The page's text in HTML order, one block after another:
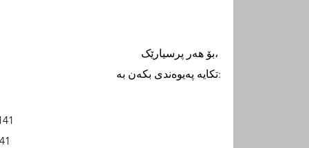
بۆ هەر پرسیارێک،
تکایە پەیوەندی بکەن بە: